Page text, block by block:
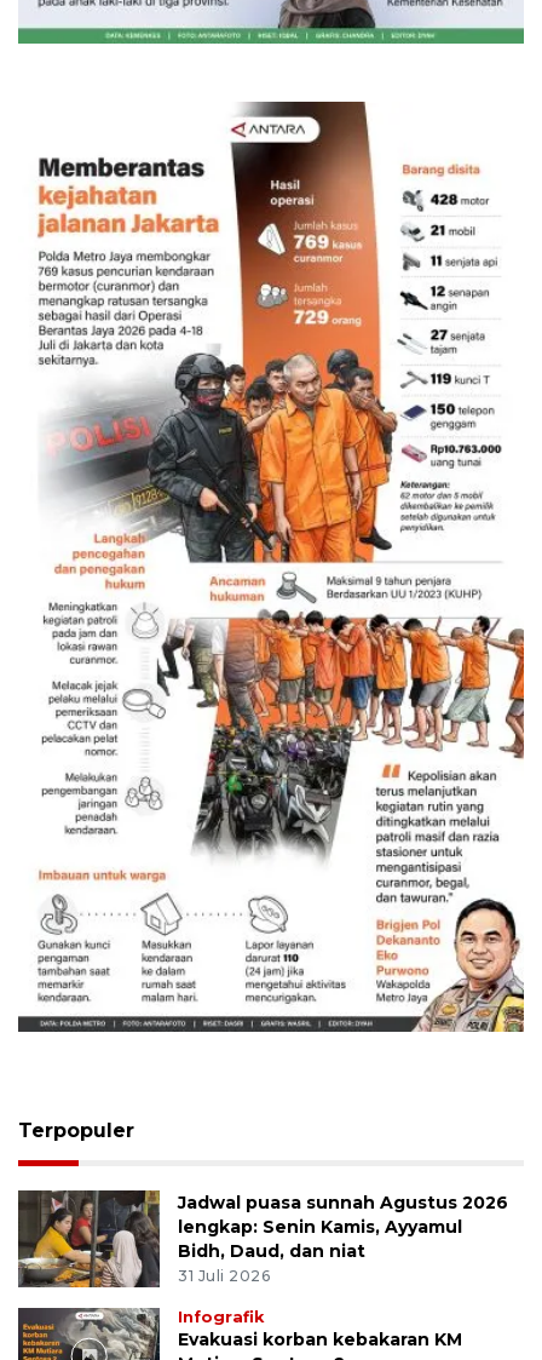
6 Agustus 2026
Memberantas kejahatan jalanan
Jakarta
5 Agustus 2026
Terpopuler
Jadwal puasa sunnah Agustus 2026
lengkap: Senin Kamis, Ayyamul
Bidh, Daud, dan niat
31 Juli 2026
Infografik
Evakuasi korban kebakaran KM